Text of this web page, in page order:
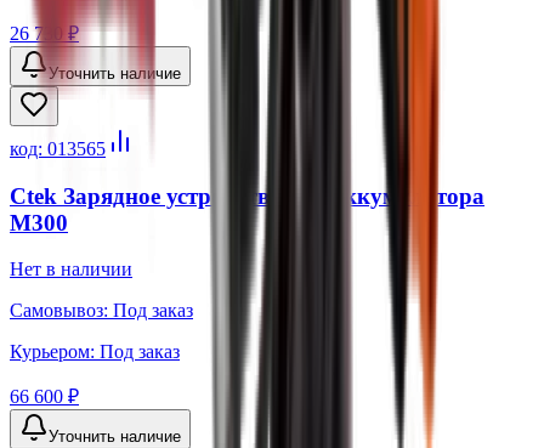
26 730 ₽
Уточнить наличие
код: 013565
Ctek Зарядное устройство для аккумулятора
M300
Нет в наличии
Самовывоз: Под заказ
Курьером: Под заказ
66 600 ₽
Уточнить наличие